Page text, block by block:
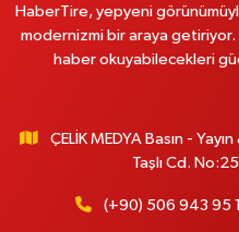
HaberTire, yepyeni
modernizmi bir araya getiriyor.
haber okuyabilecekleri
ÇELİK MEDYA Basın -
Taşlı Cd.
(+90) 506 943 95